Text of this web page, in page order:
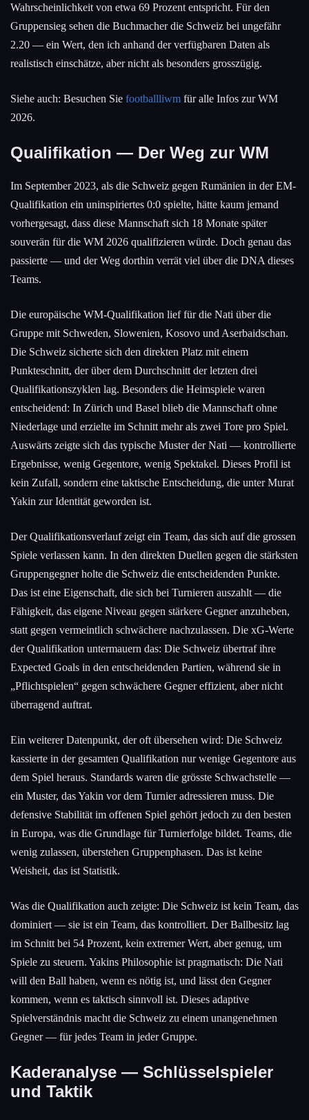
Wahrscheinlichkeit von etwa 69 Prozent entspricht. Für den
Gruppensieg sehen die Buchmacher die Schweiz bei ungefähr
2.20 — ein Wert, den ich anhand der verfügbaren Daten als
realistisch einschätze, aber nicht als besonders grosszügig.
Siehe auch: Besuchen Sie footballliwm für alle Infos zur WM
2026.
Qualifikation — Der Weg zur WM
Im September 2023, als die Schweiz gegen Rumänien in der EM-
Qualifikation ein uninspiriertes 0:0 spielte, hätte kaum jemand
vorhergesagt, dass diese Mannschaft sich 18 Monate später
souverän für die WM 2026 qualifizieren würde. Doch genau das
passierte — und der Weg dorthin verrät viel über die DNA dieses
Teams.
Die europäische WM-Qualifikation lief für die Nati über die
Gruppe mit Schweden, Slowenien, Kosovo und Aserbaidschan.
Die Schweiz sicherte sich den direkten Platz mit einem
Punkteschnitt, der über dem Durchschnitt der letzten drei
Qualifikationszyklen lag. Besonders die Heimspiele waren
entscheidend: In Zürich und Basel blieb die Mannschaft ohne
Niederlage und erzielte im Schnitt mehr als zwei Tore pro Spiel.
Auswärts zeigte sich das typische Muster der Nati — kontrollierte
Ergebnisse, wenig Gegentore, wenig Spektakel. Dieses Profil ist
kein Zufall, sondern eine taktische Entscheidung, die unter Murat
Yakin zur Identität geworden ist.
Der Qualifikationsverlauf zeigt ein Team, das sich auf die grossen
Spiele verlassen kann. In den direkten Duellen gegen die stärksten
Gruppengegner holte die Schweiz die entscheidenden Punkte.
Das ist eine Eigenschaft, die sich bei Turnieren auszahlt — die
Fähigkeit, das eigene Niveau gegen stärkere Gegner anzuheben,
statt gegen vermeintlich schwächere nachzulassen. Die xG-Werte
der Qualifikation untermauern das: Die Schweiz übertraf ihre
Expected Goals in den entscheidenden Partien, während sie in
„Pflichtspielen“ gegen schwächere Gegner effizient, aber nicht
überragend auftrat.
Ein weiterer Datenpunkt, der oft übersehen wird: Die Schweiz
kassierte in der gesamten Qualifikation nur wenige Gegentore aus
dem Spiel heraus. Standards waren die grösste Schwachstelle —
ein Muster, das Yakin vor dem Turnier adressieren muss. Die
defensive Stabilität im offenen Spiel gehört jedoch zu den besten
in Europa, was die Grundlage für Turnierfolge bildet. Teams, die
wenig zulassen, überstehen Gruppenphasen. Das ist keine
Weisheit, das ist Statistik.
Was die Qualifikation auch zeigte: Die Schweiz ist kein Team, das
dominiert — sie ist ein Team, das kontrolliert. Der Ballbesitz lag
im Schnitt bei 54 Prozent, kein extremer Wert, aber genug, um
Spiele zu steuern. Yakins Philosophie ist pragmatisch: Die Nati
will den Ball haben, wenn es nötig ist, und lässt den Gegner
kommen, wenn es taktisch sinnvoll ist. Dieses adaptive
Spielverständnis macht die Schweiz zu einem unangenehmen
Gegner — für jedes Team in jeder Gruppe.
Kaderanalyse — Schlüsselspieler
und Taktik